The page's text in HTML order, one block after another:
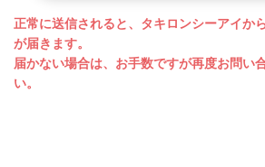
正常に送信されると、タキロンシーアイか
が届きます。
届かない場合は、お手数ですが再度お問い
い。